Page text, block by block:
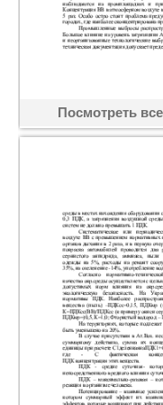
Посмотреть